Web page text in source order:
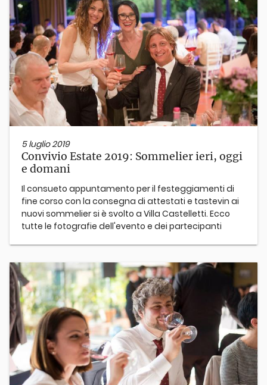
5 luglio 2019
Convivio Estate 2019: Sommelier ieri, oggi
e domani
Il consueto appuntamento per il festeggiamenti di
fine corso con la consegna di attestati e tastevin ai
nuovi sommelier si è svolto a Villa Castelletti. Ecco
tutte le fotografie dell'evento e dei partecipanti